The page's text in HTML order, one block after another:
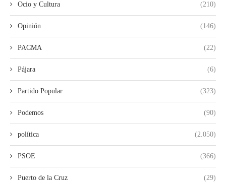
Ocio y Cultura (210)
Opinión (146)
PACMA (22)
Pájara (6)
Partido Popular (323)
Podemos (90)
política (2.050)
PSOE (366)
Puerto de la Cruz (29)